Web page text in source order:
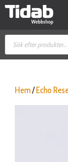
Hoppa
Produktsökning
Hem/ Echo